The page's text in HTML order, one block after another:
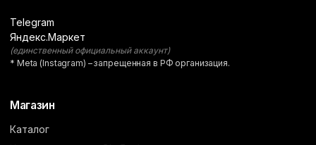
Telegram
Яндекс.Маркет
(единственный официальный аккаунт)
* Meta (Instagram) – запрещенная в РФ организация.
Магазин
Каталог